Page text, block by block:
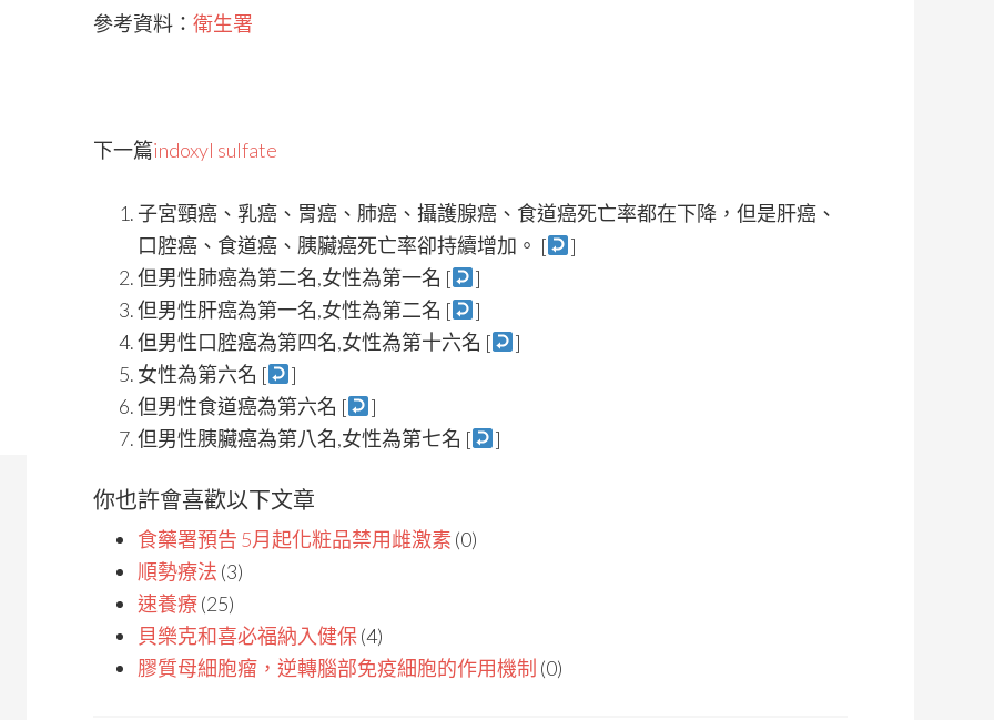
參考資料： 衛生署
下一篇indoxyl sulfate
子宮頸癌、乳癌、胃癌、肺癌、攝護腺癌、食道癌死亡率都在下降，但是肝癌、
口腔癌、食道癌、胰臟癌死亡率卻持續增加。 [
]
但男性肺癌為第二名,女性為第一名 [
]
但男性肝癌為第一名,女性為第二名 [
]
但男性口腔癌為第四名,女性為第十六名 [
]
女性為第六名 [
]
但男性食道癌為第六名 [
]
但男性胰臟癌為第八名,女性為第七名 [
]
你也許會喜歡以下文章
食藥署預告 5月起化粧品禁用雌激素 (0)
順勢療法 (3)
速養療(25)
貝樂克和喜必福納入健保(4)
膠質母細胞瘤，逆轉腦部免疫細胞的作用機制 (0)